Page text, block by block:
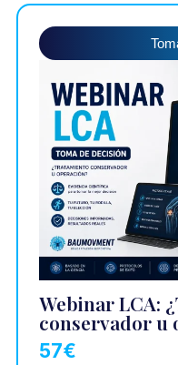
Webinar LCA:
conservador u
57€